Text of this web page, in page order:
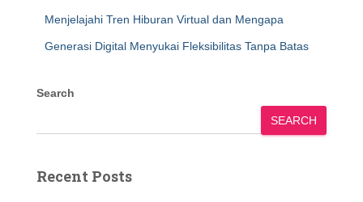
Menjelajahi Tren Hiburan Virtual dan Mengapa
Generasi Digital Menyukai Fleksibilitas Tanpa Batas
Search
SEARCH
Recent Posts